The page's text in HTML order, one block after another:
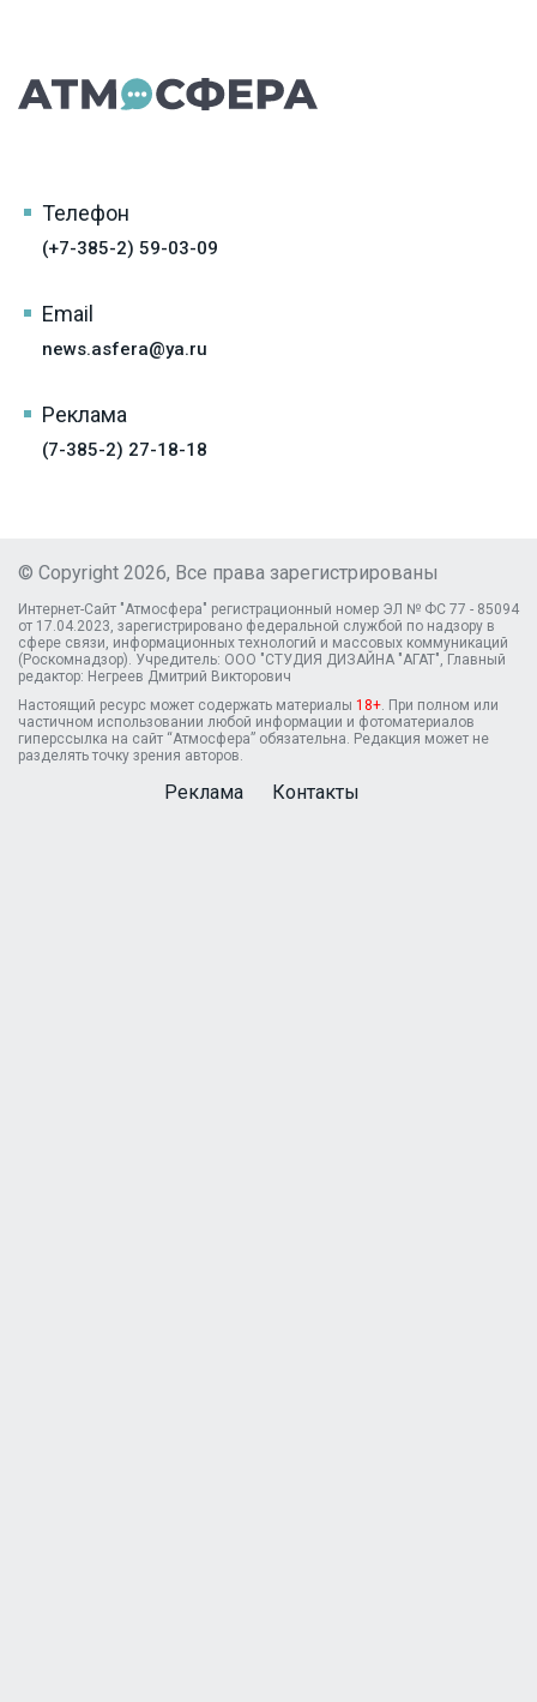
Телефон
(+7-385-2) 59-03-09
Email
news.asfera@ya.ru
Реклама
(7-385-2) 27-18-18
© Copyright 2026, Все права зарегистрированы
Интернет-Сайт "Атмосфера" регистрационный номер ЭЛ № ФС 77 - 85094
от 17.04.2023, зарегистрировано федеральной службой по надзору в
сфере связи, информационных технологий и массовых коммуникаций
(Роскомнадзор). Учредитель: ООО "СТУДИЯ ДИЗАЙНА "АГАТ", Главный
редактор: Негреев Дмитрий Викторович
Настоящий ресурс может содержать материалы 18+ . При полном или
частичном использовании любой информации и фотоматериалов
гиперссылка на сайт “Атмосфера” обязательна. Редакция может не
разделять точку зрения авторов.
Реклама Контакты